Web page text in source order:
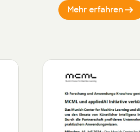
Mehr erfahren